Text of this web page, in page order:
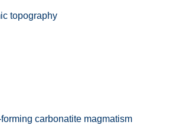
topography
carbonatite magmatism